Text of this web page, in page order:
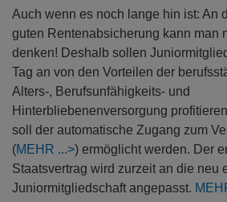
Auch wenn es noch lange hin ist: An
guten Rentenabsicherung kann man
denken! Deshalb sollen
Tag an von den Vorteilen der
Alters-, Berufsunfähigkeits- und
Hinterbliebenenversorgung
soll der automatische Zugang zum
(MEHR
) ermöglicht werden. Der
Staatsvertrag wird zurzeit an die neu
Juniormitgliedschaft angepasst.